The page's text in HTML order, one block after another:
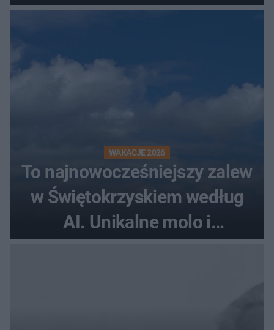
WAKACJE 2026
To najnowocześniejszy zalew
w Świętokrzyskiem według
AI. Unikalne molo i
promenada